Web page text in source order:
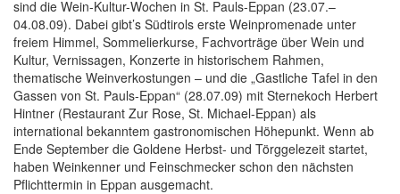
sind die Wein-Kultur-Wochen in St. Pauls-Eppan (23.07.–
04.08.09). Dabei gibt’s Südtirols erste Weinpromenade unter
freiem Himmel, Sommelierkurse, Fachvorträge über Wein und
Kultur, Vernissagen, Konzerte in historischem Rahmen,
thematische Weinverkostungen – und die „Gastliche Tafel in den
Gassen von St. Pauls-Eppan“ (28.07.09) mit Sternekoch Herbert
Hintner (Restaurant Zur Rose, St. Michael-Eppan) als
international bekanntem gastronomischen Höhepunkt. Wenn ab
Ende September die Goldene Herbst- und Törggelezeit startet,
haben Weinkenner und Feinschmecker schon den nächsten
Pflichttermin in Eppan ausgemacht.